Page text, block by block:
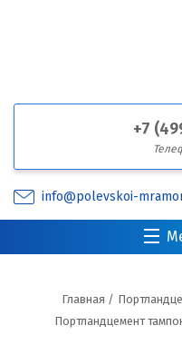
+7
info@polevskoi-
Главная /
Портландцемент